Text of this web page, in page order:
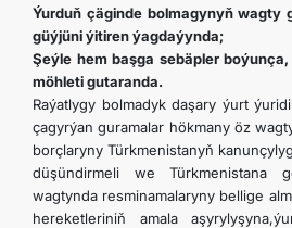
Ýurduň çäginde bolmagynyň wagty
güýjüni ýitiren ýagdaýynda;
Şeýle hem başga sebäpler
möhleti gutaranda.
Raýatlygy bolmadyk daşary ýurt
çagyrýan guramalar hökmany öz
borçlaryny Türkmenistanyň
düşündirmeli we Türkmenistana
wagtynda resminamalaryny bellige
hereketleriniň amala